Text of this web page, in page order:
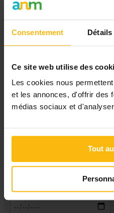
Consentement Détails
Ce site web utilise des
Les cookies nous
et les annonces, d'offrir des
médias sociaux et
Tout
Brabant wallon
Hainaut
Liège
Luxembourg
Thèmes
Education, culture
Enfance, jeunesse
Famille
Handicap
Santé
Gestion & finances
Types d'activité
Atelier
Ciné-débat
Conférence en ligne-
Consultation
Exposition, Salon
A partir du
Jusqu'au